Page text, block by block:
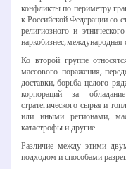
конфликты по периметру
к Российской Федерации со
религиозного и
наркобизнес, международная
Ко второй группе
массового поражения,
доставки, борьба целого
корпораций за
стратегического сырья и
или иными регионами,
катастрофы и другие.
Различие между этими
подходом и способами